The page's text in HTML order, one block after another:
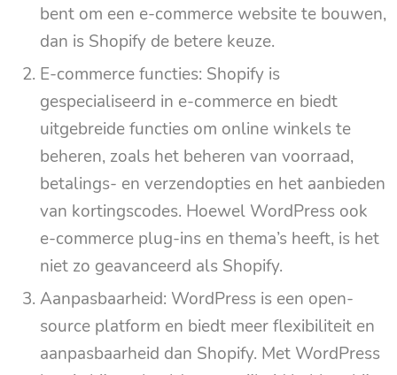
bent om een e-commerce website te bouwen,
dan is Shopify de betere keuze.
E-commerce functies: Shopify is
gespecialiseerd in e-commerce en biedt
uitgebreide functies om online winkels te
beheren, zoals het beheren van voorraad,
betalings- en verzendopties en het aanbieden
van kortingscodes. Hoewel WordPress ook
e-commerce plug-ins en thema’s heeft, is het
niet zo geavanceerd als Shopify.
Aanpasbaarheid: WordPress is een open-
source platform en biedt meer flexibiliteit en
aanpasbaarheid dan Shopify. Met WordPress